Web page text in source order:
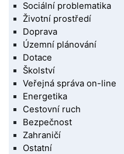
Sociální problematika
Životní prostředí
Doprava
Územní plánování
Dotace
Školství
Veřejná správa on-line
Energetika
Cestovní ruch
Bezpečnost
Zahraničí
Ostatní